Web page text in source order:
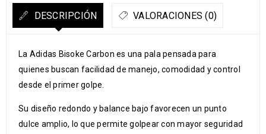
DESCRIPCIÓN VALORACIONES (0)
La Adidas Bisoke Carbon es una pala pensada para
quienes buscan facilidad de manejo, comodidad y control
desde el primer golpe.
Su diseño redondo y balance bajo favorecen un punto
dulce amplio, lo que permite golpear con mayor seguridad